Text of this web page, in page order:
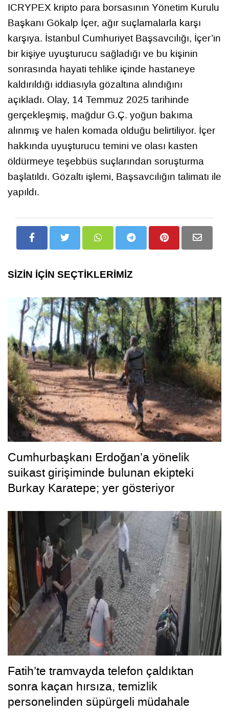
ICRYPEX kripto para borsasının Yönetim Kurulu
Başkanı Gökalp İçer, ağır suçlamalarla karşı
karşıya. İstanbul Cumhuriyet Başsavcılığı, İçer’in
bir kişiye uyuşturucu sağladığı ve bu kişinin
sonrasında hayati tehlike içinde hastaneye
kaldırıldığı iddiasıyla gözaltına alındığını
açıkladı. Olay, 14 Temmuz 2025 tarihinde
gerçekleşmiş, mağdur G.Ç. yoğun bakıma
alınmış ve halen komada olduğu belirtiliyor. İçer
hakkında uyuşturucu temini ve olası kasten
öldürmeye teşebbüs suçlarından soruşturma
başlatıldı. Gözaltı işlemi, Başsavcılığın talimatı ile
yapıldı.
SİZİN İÇİN SEÇTİKLERİMİZ
Cumhurbaşkanı Erdoğan’a yönelik
suikast girişiminde bulunan ekipteki
Burkay Karatepe; yer gösteriyor
Fatih’te tramvayda telefon çaldıktan
sonra kaçan hırsıza, temizlik
personelinden süpürgeli müdahale